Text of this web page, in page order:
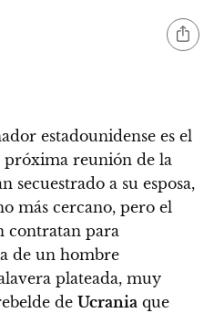
estadounidense es el
próxima reunión de la
secuestrado a su esposa,
más cercano, pero el
contratan para
de un hombre
plateada, muy
de Ucrania que